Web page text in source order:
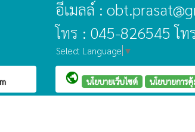
อีเมลล์ :
โทร : 045-826545 โ
Select Language ▼
public นโยบายเว็บไซต์ นโยบายการ